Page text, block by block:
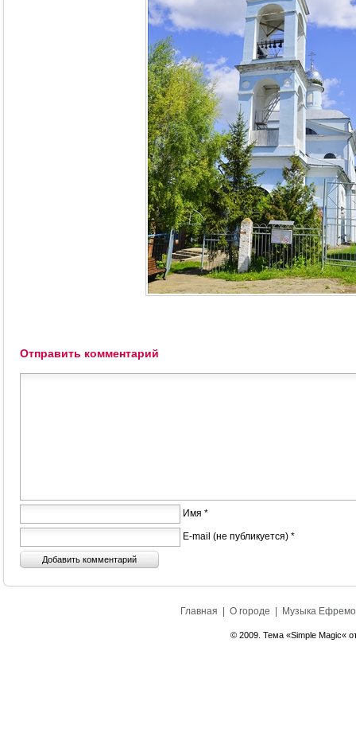
Отправить комментарий
Имя *
E-mail (не публикуется) *
Главная О городе Музыка
© 2009. Тема «Simple Magic«